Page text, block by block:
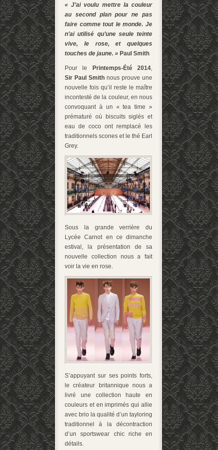
« J’ai voulu mettre la couleur
au second plan pour ne pas
faire comme tout le monde. Je
n’ai utilisé qu’une seule teinte
vive, le rose, et quelques
touches de jaune. » Paul Smith
Pour le Printemps-Été 2014,
Sir Paul Smith nous prouve une
nouvelle fois qu’il reste le maître
incontesté de la couleur, en nous
convoquant à un « tea time »
prématuré où biscuits siglés et
eau de coco ont remplacé les
traditionnels scones et le thé Earl
Grey.
Sous la grande verrière du
Lycée Carnot en ce dimanche
estival, la présentation de sa
nouvelle collection nous a fait
voir la vie en rose.
S’appuyant sur ses points forts,
le créateur britannique nous a
livré une collection haute en
couleurs et en imprimés qui allie
avec brio la qualité d’un tayloring
traditionnel à la décontraction
d’un sportswear chic riche en
détails.